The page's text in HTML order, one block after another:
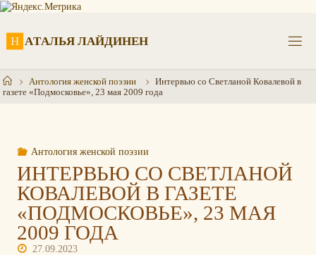
Перейти
Н АТАЛЬЯ ЛАЙДИНЕН
ГлавнаяАнтология женской поэзии
Интервью со Светланой Ковалевой в
газете «Подмосковье», 23 мая 2009 года
Антология женской поэзии
ИНТЕРВЬЮ СО СВЕТЛАНОЙ
КОВАЛЕВОЙ В ГАЗЕТЕ
«ПОДМОСКОВЬЕ», 23 МАЯ
2009 ГОДА
27.09.2023